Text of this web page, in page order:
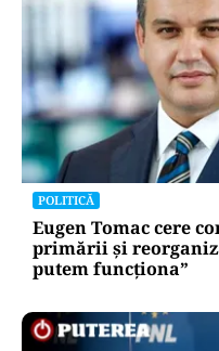
POLITICĂ
Eugen Tomac cere
primării și
putem funcționa”